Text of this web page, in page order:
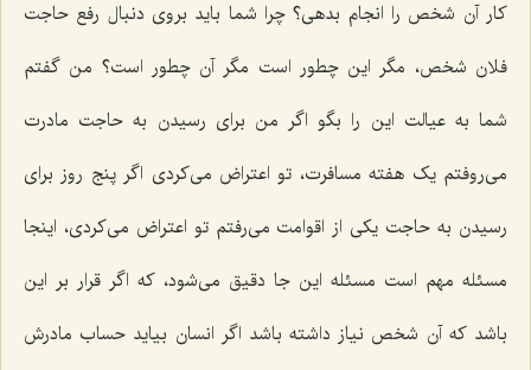
کار آن شخص را انجام بدهی؟ چرا شما باید بروی دنبال رفع حاجت
فلان شخص، مگر این چطور است مگر آن چطور است؟ من گفتم
شما به عیالت این را بگو اگر من برای رسیدن به حاجت مادرت
می‌روفتم یک هفته مسافرت، تو اعتراض می‌کردی اگر پنج روز برای
رسیدن به حاجت یکی از اقوامت می‌رفتم تو اعتراض می‌کردی، اینجا
مسئله مهم است مسئله این جا دقیق می‌شود، که اگر قرار بر این
باشد که آن شخص نیاز داشته باشد اگر انسان بیاید حساب مادرش